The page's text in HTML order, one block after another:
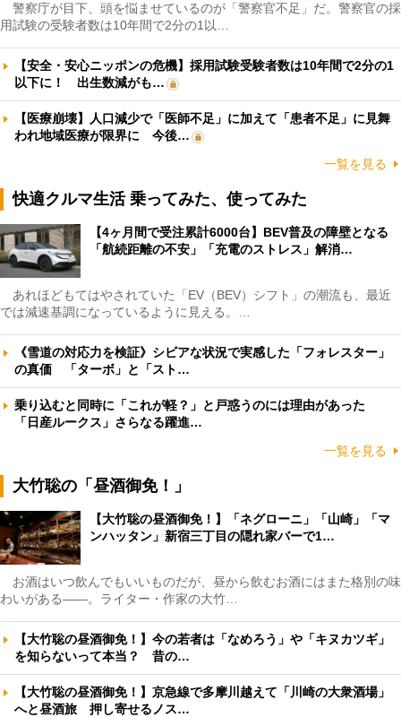
警察庁が目下、頭を悩ませているのが「警察官不足」だ。警察官の採
用試験の受験者数は10年間で2分の1以…
【安全・安心ニッポンの危機】採用試験受験者数は10年間で2分の1
以下に！ 出生数減がも…
【医療崩壊】人口減少で「医師不足」に加えて「患者不足」に見舞
われ地域医療が限界に 今後…
一覧を見る
快適クルマ生活 乗ってみた、使ってみた
【4ヶ月間で受注累計6000台】BEV普及の障壁となる
「航続距離の不安」「充電のストレス」解消…
あれほどもてはやされていた「EV（BEV）シフト」の潮流も、最近
では減速基調になっているように見える。…
《雪道の対応力を検証》シビアな状況で実感した「フォレスター」
の真価 「ターボ」と「スト…
乗り込むと同時に「これが軽？」と戸惑うのには理由があった
「日産ルークス」さらなる躍進…
一覧を見る
大竹聡の「昼酒御免！」
【大竹聡の昼酒御免！】「ネグローニ」「山崎」「マ
ンハッタン」新宿三丁目の隠れ家バーで1…
お酒はいつ飲んでもいいものだが、昼から飲むお酒にはまた格別の味
わいがある――。ライター・作家の大竹…
【大竹聡の昼酒御免！】今の若者は「なめろう」や「キヌカツギ」
を知らないって本当？ 昔の…
【大竹聡の昼酒御免！】京急線で多摩川越えて「川崎の大衆酒場」
へと昼酒旅 押し寄せるノス…